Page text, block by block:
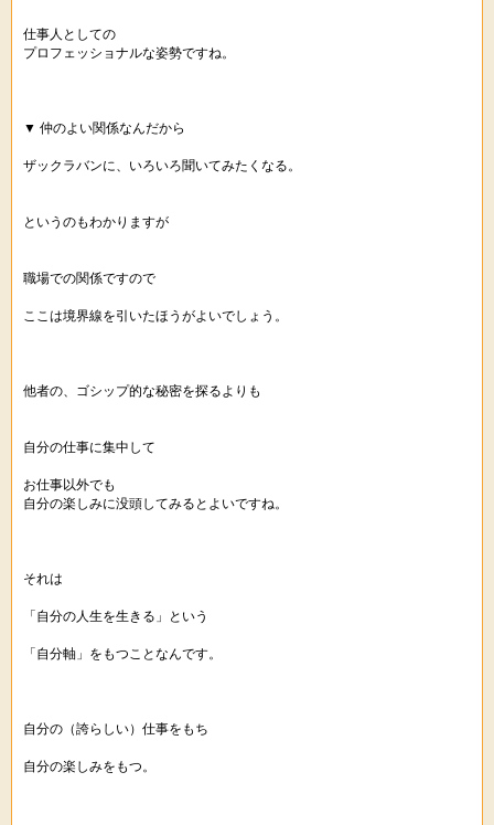
仕事人としての
プロフェッショナルな姿勢ですね。
▼ 仲のよい関係なんだから
ザックラバンに、いろいろ聞いてみたくなる。
というのもわかりますが
職場での関係ですので
ここは境界線を引いたほうがよいでしょう。
他者の、ゴシップ的な秘密を探るよりも
自分の仕事に集中して
お仕事以外でも
自分の楽しみに没頭してみるとよいですね。
それは
「自分の人生を生きる」という
「自分軸」をもつことなんです。
自分の（誇らしい）仕事をもち
自分の楽しみをもつ。